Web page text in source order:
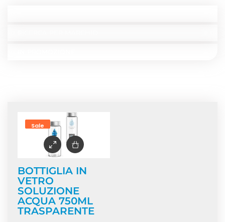
Sale
BOTTIGLIA IN
VETRO
SOLUZIONE
ACQUA 750ML
TRASPARENTE